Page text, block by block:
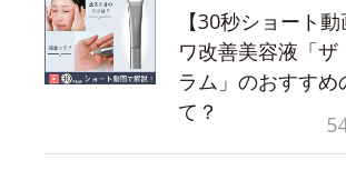
【30秒ショート
ワ改善美容液「ザ
ラム」のおすすめ
て？